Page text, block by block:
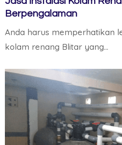
Berpengalaman
Anda harus memperhatikan
kolam renang Blitar yang…